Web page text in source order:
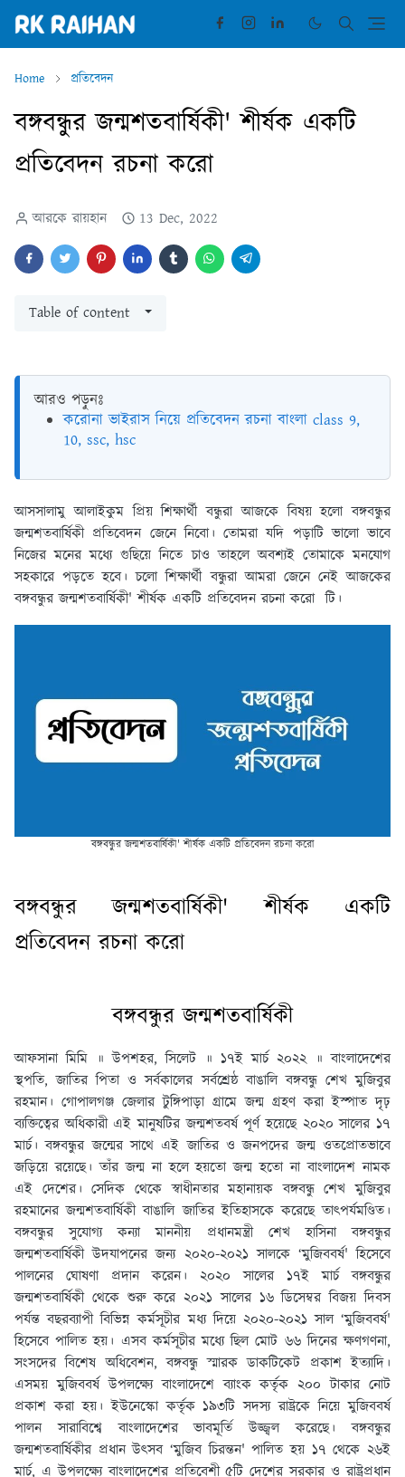
Home প্রতিবেদন
বঙ্গবন্ধুর জন্মশতবার্ষিকী' শীর্ষক একটি
প্রতিবেদন রচনা করো
আরকে রায়হান 13 Dec, 2022
Table of content
আরও পড়ুনঃ
করোনা ভাইরাস নিয়ে প্রতিবেদন রচনা বাংলা class 9,
10, ssc, hsc
আসসালামু আলাইকুম প্রিয় শিক্ষার্থী বন্ধুরা আজকে বিষয় হলো বঙ্গবন্ধুর
জন্মশতবার্ষিকী প্রতিবেদন জেনে নিবো। তোমরা যদি পড়াটি ভালো ভাবে
নিজের মনের মধ্যে গুছিয়ে নিতে চাও তাহলে অবশ্যই তোমাকে মনযোগ
সহকারে পড়তে হবে। চলো শিক্ষার্থী বন্ধুরা আমরা জেনে নেই আজকের
বঙ্গবন্ধুর জন্মশতবার্ষিকী' শীর্ষক একটি প্রতিবেদন রচনা করো টি।
বঙ্গবন্ধুর জন্মশতবার্ষিকী' শীর্ষক একটি প্রতিবেদন রচনা করো
বঙ্গবন্ধুর জন্মশতবার্ষিকী' শীর্ষক একটি
প্রতিবেদন রচনা করো
বঙ্গবন্ধুর জন্মশতবার্ষিকী
আফসানা মিমি ॥ উপশহর, সিলেট ॥ ১৭ই মার্চ ২০২২ ॥বাংলাদেশের
স্থপতি, জাতির পিতা ও সর্বকালের সর্বশ্রেষ্ঠ বাঙালি বঙ্গবন্ধু শেখ মুজিবুর
রহমান। গোপালগঞ্জ জেলার টুঙ্গিপাড়া গ্রামে জন্ম গ্রহণ করা ইস্পাত দৃঢ়
ব্যক্তিত্বের অধিকারী এই মানুষটির জন্মশতবর্ষ পূর্ণ হয়েছে ২০২০ সালের ১৭
মার্চ। বঙ্গবন্ধুর জন্মের সাথে এই জাতির ও জনপদের জন্ম ওতপ্রোতভাবে
জড়িয়ে রয়েছে। তাঁর জন্ম না হলে হয়তো জন্ম হতো না বাংলাদেশ নামক
এই দেশের। সেদিক থেকে স্বাধীনতার মহানায়ক বঙ্গবন্ধু শেখ মুজিবুর
রহমানের জন্মশতবার্ষিকী বাঙালি জাতির ইতিহাসকে করেছে তাৎপর্যমণ্ডিত।
বঙ্গবন্ধুর সুযোগ্য কন্যা মাননীয় প্রধানমন্ত্রী শেখ হাসিনা বঙ্গবন্ধুর
জন্মশতবার্ষিকী উদযাপনের জন্য ২০২০-২০২১ সালকে ‘মুজিববর্ষ' হিসেবে
পালনের ঘোষণা প্রদান করেন। ২০২০ সালের ১৭ই মার্চ বঙ্গবন্ধুর
জন্মশতবার্ষিকী থেকে শুরু করে ২০২১ সালের ১৬ ডিসেম্বর বিজয় দিবস
পর্যন্ত বছরব্যাপী বিভিন্ন কর্মসূচীর মধ্য দিয়ে ২০২০-২০২১ সাল ‘মুজিববর্ষ'
হিসেবে পালিত হয়। এসব কর্মসূচীর মধ্যে ছিল মোট ৬৬ দিনের ক্ষণগণনা,
সংসদের বিশেষ অধিবেশন, বঙ্গবন্ধু স্মারক ডাকটিকেট প্রকাশ ইত্যাদি।
এসময় মুজিববর্ষ উপলক্ষ্যে বাংলাদেশে ব্যাংক কর্তৃক ২০০ টাকার নোট
প্রকাশ করা হয়। ইউনেস্কো কর্তৃক ১৯৩টি সদস্য রাষ্ট্রকে নিয়ে মুজিববর্ষ
পালন সারাবিশ্বে বাংলাদেশের ভাবমূর্তি উজ্জ্বল করেছে। বঙ্গবন্ধুর
জন্মশতবার্ষিকীর প্রধান উৎসব ‘মুজিব চিরন্তন' পালিত হয় ১৭ থেকে ২৬ই
মার্চ, এ উপলক্ষ্যে বাংলাদেশের প্রতিবেশী ৫টি দেশের সরকার ও রাষ্ট্রপ্রধান